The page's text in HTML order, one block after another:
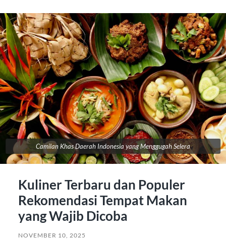
Camilan Khas Daerah Indonesia yang Menggugah Selera
Kuliner Terbaru dan Populer
Rekomendasi Tempat Makan
yang Wajib Dicoba
NOVEMBER 10, 2025